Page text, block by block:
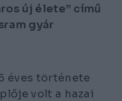
új élete” című
gyár
éves története
volt a hazai